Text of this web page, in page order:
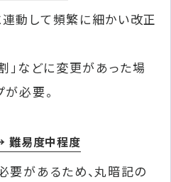
動して頻繁に細かい改正
」などに変更があった場
が必要。
難易度中程度
要があるため、丸暗記の